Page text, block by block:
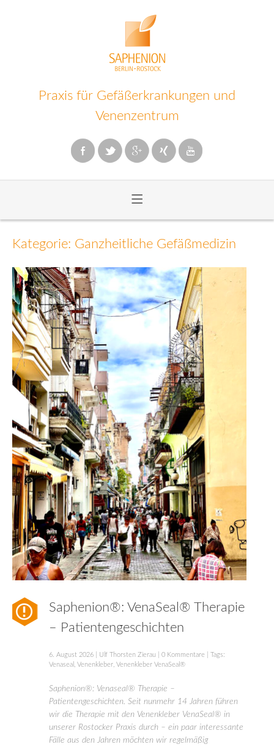
Praxis für Gefäßerkrankungen und
Venenzentrum
≡
Inhalt
Kategorie: Ganzheitliche Gefäßmedizin
Saphenion®: VenaSeal® Therapie
– Patientengeschichten
6. August 2026 Ulf Thorsten Zierau 0 Kommentare | Tags:
Venaseal
Venenkleber Venenkleber VenaSeal®
Saphenion®: Venaseal® Therapie –
Patientengeschichten. Seit nunmehr 14 Jahren führen
wir die Therapie mit den Venenkleber VenaSeal® in
unserer Rostocker Praxis durch – ein paar interessante
Fälle aus den Jahren möchten wir regelmäßig